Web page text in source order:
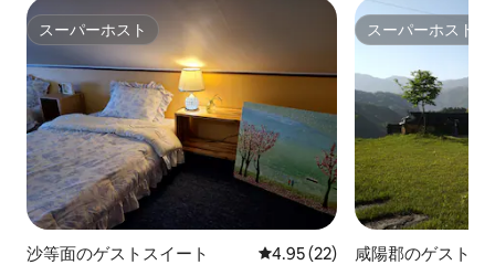
スーパーホスト
スーパーホスト
沙等面のゲストスイート レビュー22件、5つ星中4.95つ
4.95 (22)
スーパーホスト
スーパーホスト
咸陽郡のゲストス